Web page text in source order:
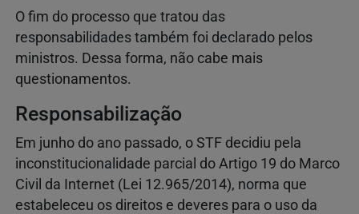
O fim do processo que tratou das
responsabilidades também foi declarado pelos
ministros. Dessa forma, não cabe mais
questionamentos.
Responsabilização
Em junho do ano passado, o STF decidiu pela
inconstitucionalidade parcial do Artigo 19 do Marco
Civil da Internet (Lei 12.965/2014), norma que
estabeleceu os direitos e deveres para o uso da